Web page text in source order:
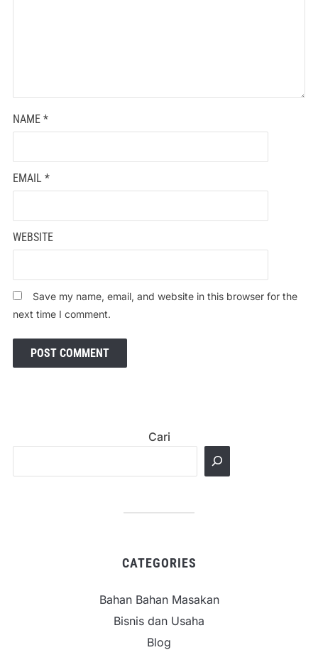
NAME *
EMAIL *
WEBSITE
Save my name, email, and website in this browser for the
next time I comment.
Cari
CATEGORIES
Bahan Bahan Masakan
Bisnis dan Usaha
Blog